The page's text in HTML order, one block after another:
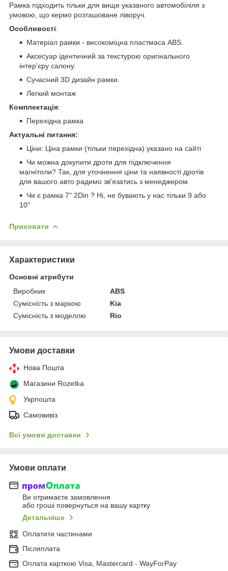
Рамка підходить тільки для вище указаного автомобіліля з
умовою, що кермо розташоване ліворуч.
Особливості:
Матеріал рамки - високоміцна пластмаса ABS.
Аксесуар ідентичний за текстурою оригінального
інтер'єру салону.
Сучасний 3D дизайн рамки.
Легкий монтаж
Комплектація:
Перехідна рамка
Актуальні питання:
Ціни: Ціна рамки (тільки перехідна) указано на сайті
Чи можна докупити дроти для підключення
магнітоли? Так, для уточнення ціни та наявності дротів
для вашого авто радимо зв'язатись з менеджером.
Чи є рамка 7" 2Din ? Ні, не бувають у нас тільки 9 або
10"
Приховати
Характеристики
Основні атрибути
Виробник
ABS
Сумісність з маркою
Kia
Сумісність з моделлю
Rio
Умови доставки
Нова Пошта
Магазини Rozetka
Укрпошта
Самовивіз
Всі умови доставки
Умови оплати
Ви отримаєте замовлення
або гроші повернуться на вашу картку
Детальніше
Оплатити частинами
Післяплата
Оплата карткою Visa, Mastercard - WayForPay